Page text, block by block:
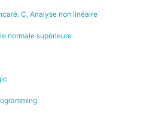
C, Analyse non linéaire
normale supérieure